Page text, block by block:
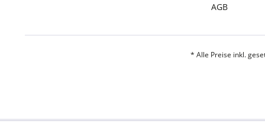
AGB
* Alle Preise inkl.